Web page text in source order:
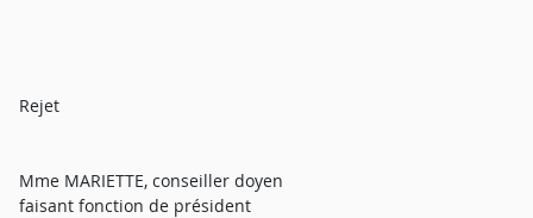
Rejet
Mme MARIETTE, conseiller doyen
faisant fonction de président